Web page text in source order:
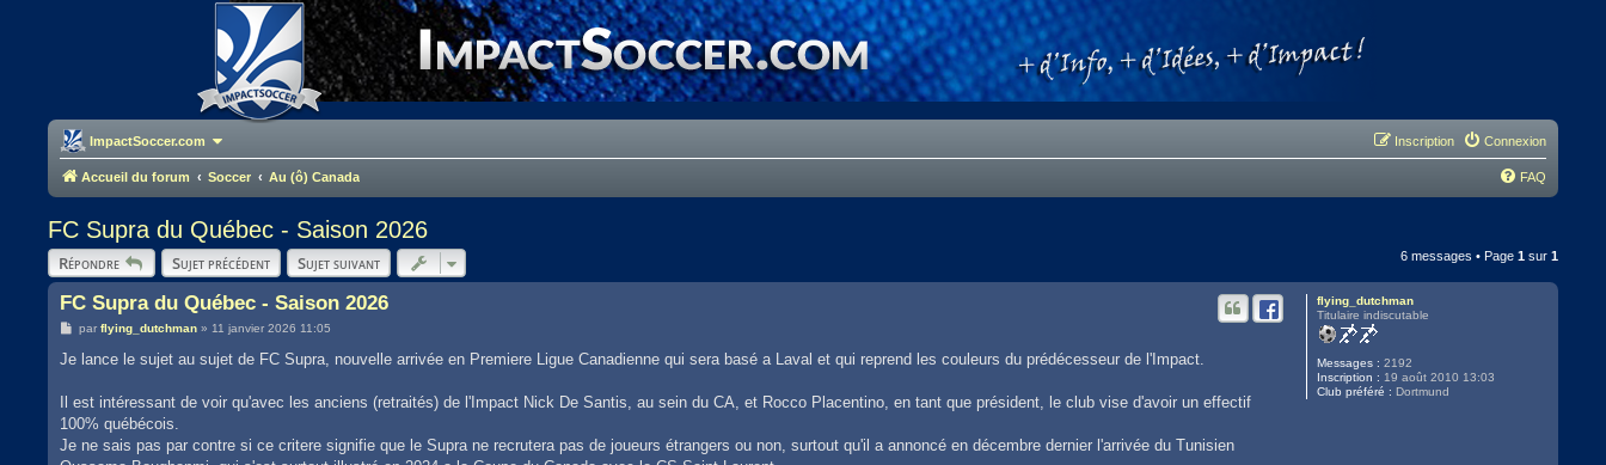
ImpactSoccer.com Connexion
Inscription
Accueil du forum Soccer Au (ô) Canada FAQ
FC Supra du Québec - Saison 2026
Répondre Sujet précédent Sujet suivant 6 messages • Page 1sur 1
flying_dutchman
Titulaire indiscutable
Messages : 2192
Inscription : 19 août 2010 13:03
Club préféré : Dortmund
FC Supra du Québec - Saison 2026
M
s
g
parflying_dutchman » 11 janvier 2026 11:05
Je lance le sujet au sujet de FC Supra, nouvelle arrivée en Premiere Ligue Canadienne qui sera basé a Laval et qui reprend les couleurs du prédécesseur de l'Impact.
Il est intéressant de voir qu'avec les anciens (retraités) de l'Impact Nick De Santis, au sein du CA, et Rocco Placentino, en tant que président, le club vise d'avoir un effectif
100% québécois.
Je ne sais pas par contre si ce critere signifie que le Supra ne recrutera pas de joueurs étrangers ou non, surtout qu'il a annoncé en décembre dernier l'arrivée du Tunisien